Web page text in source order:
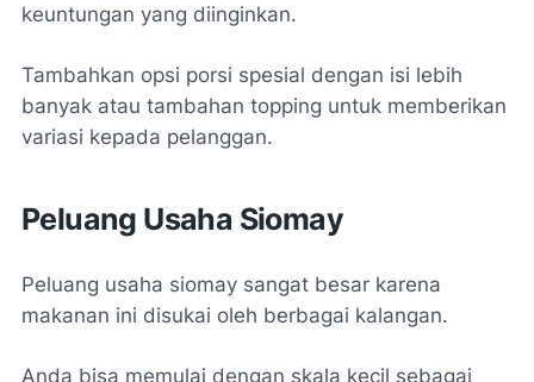
keuntungan yang diinginkan.
Tambahkan opsi porsi spesial dengan isi lebih
banyak atau tambahan topping untuk memberikan
variasi kepada pelanggan.
Peluang Usaha Siomay
Peluang usaha siomay sangat besar karena
makanan ini disukai oleh berbagai kalangan.
Anda bisa memulai dengan skala kecil sebagai